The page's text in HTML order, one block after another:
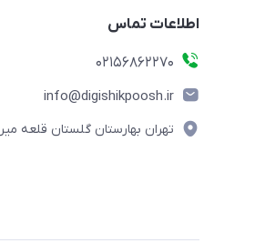
اطلاعات تماس
02156862270
info@digishikpoosh.ir
تهران بهارستان گلستان قلعه میر